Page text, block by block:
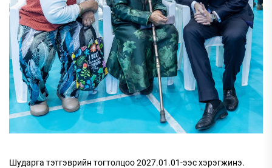
Шударга тэтгэврийн тогтолцоо 2027.01.01-ээс хэрэгжинэ.